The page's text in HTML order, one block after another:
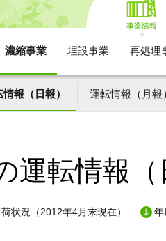
事業情報
濃縮事業 埋設事業 再処理
報（日報） 運転情報（月報
運転情報（
状況（2012年4月末現在） 年